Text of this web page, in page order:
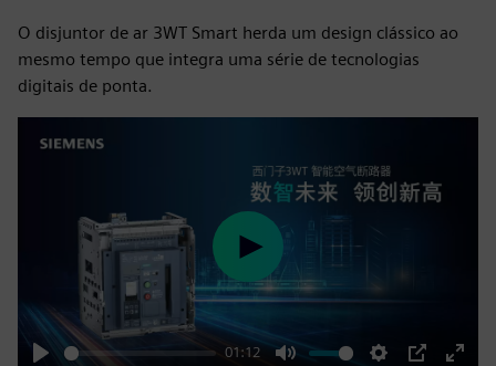
O disjuntor de ar 3WT Smart herda um design clássico ao
mesmo tempo que integra uma série de tecnologias
digitais de ponta.
01:12
Play